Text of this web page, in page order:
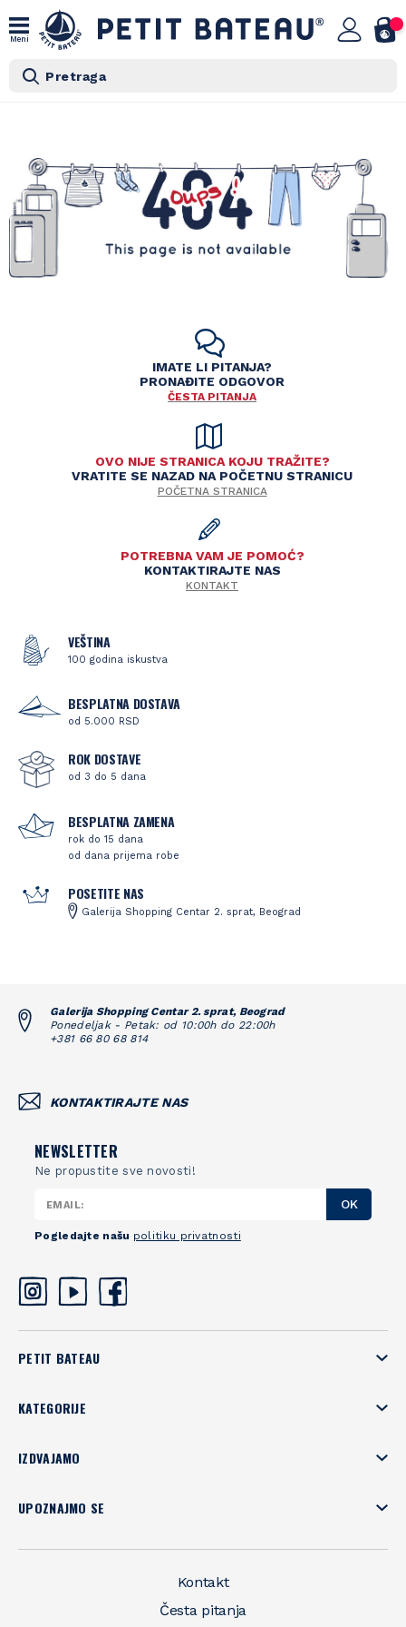
Meni
Pretraga
IMATE LI PITANJA?
PRONAĐITE ODGOVOR
ČESTA PITANJA
OVO NIJE STRANICA KOJU TRAŽITE?
VRATITE SE NAZAD NA POČETNU STRANICU
POČETNA STRANICA
POTREBNA VAM JE POMOĆ?
KONTAKTIRAJTE NAS
KONTAKT
VEŠTINA
100 godina iskustva
BESPLATNA DOSTAVA
od 5.000 RSD
ROK DOSTAVE
od 3 do 5 dana
BESPLATNA ZAMENA
rok do 15 dana
od dana prijema robe
POSETITE NAS
Galerija Shopping Centar 2. sprat, Beograd
Galerija Shopping Centar 2. sprat, Beograd
Ponedeljak - Petak: od 10:00h do 22:00h
+381 66 80 68 814
KONTAKTIRAJTE NAS
NEWSLETTER
Ne propustite sve novosti!
OK
Pogledajte našu politiku privatnosti
PETIT BATEAU
KATEGORIJE
IZDVAJAMO
UPOZNAJMO SE
Kontakt
Česta pitanja